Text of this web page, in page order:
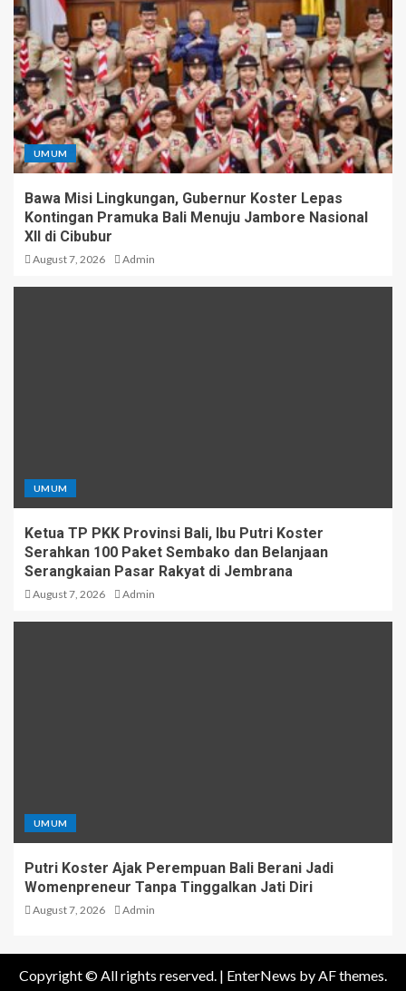
UMUM
Bawa Misi Lingkungan, Gubernur Koster Lepas
Kontingan Pramuka Bali Menuju Jambore Nasional
XII di Cibubur
August 7, 2026 Admin
UMUM
Ketua TP PKK Provinsi Bali, Ibu Putri Koster
Serahkan 100 Paket Sembako dan Belanjaan
Serangkaian Pasar Rakyat di Jembrana
August 7, 2026 Admin
UMUM
Putri Koster Ajak Perempuan Bali Berani Jadi
Womenpreneur Tanpa Tinggalkan Jati Diri
August 7, 2026 Admin
Copyright © All rights reserved. | EnterNews by AF themes.